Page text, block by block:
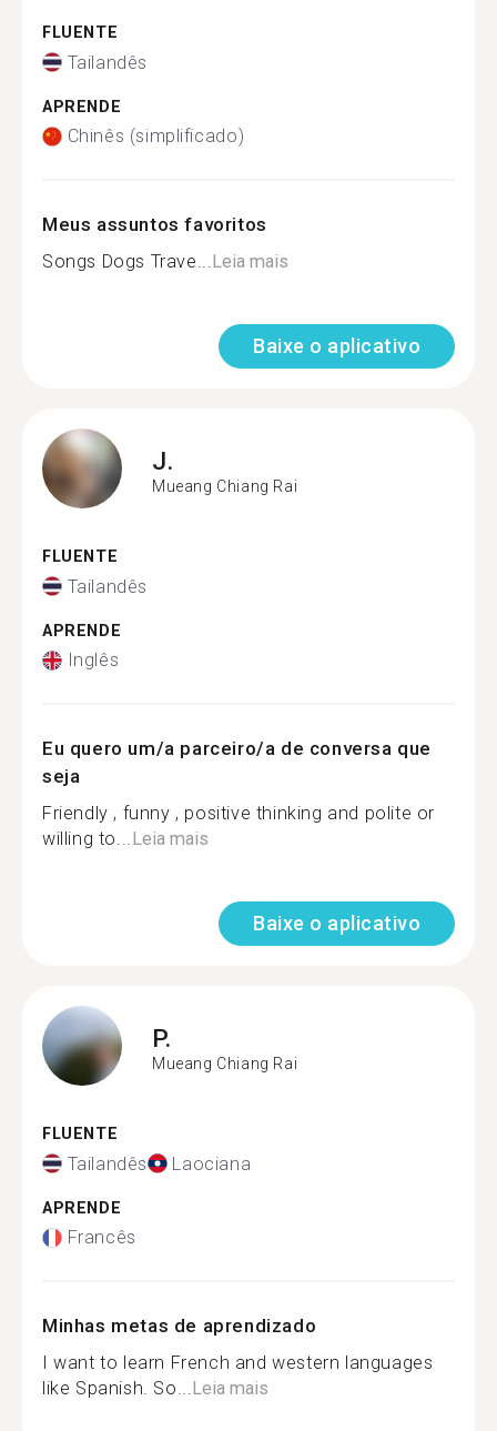
FLUENTE
Tailandês
APRENDE
Chinês (simplificado)
Meus assuntos favoritos
Songs Dogs Trave...Leia mais
Baixe o aplicativo
J.
Mueang Chiang Rai
FLUENTE
Tailandês
APRENDE
Inglês
Eu quero um/a parceiro/a de conversa que
seja
Friendly , funny , positive thinking and polite or
willing to...Leia mais
Baixe o aplicativo
P.
Mueang Chiang Rai
FLUENTE
Tailandês Laociana
APRENDE
Francês
Minhas metas de aprendizado
I want to learn French and western languages
like Spanish. So...Leia mais